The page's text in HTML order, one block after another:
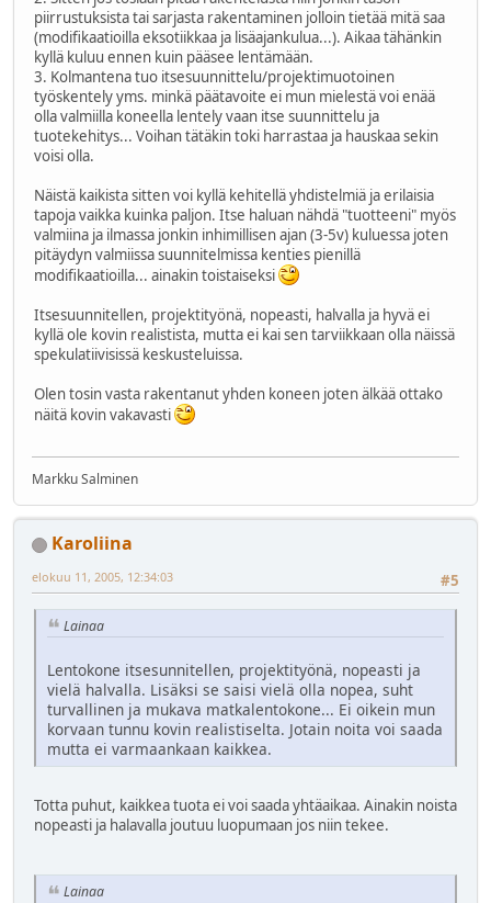
piirrustuksista tai sarjasta rakentaminen jolloin tietää mitä saa
(modifikaatioilla eksotiikkaa ja lisäajankulua...). Aikaa tähänkin
kyllä kuluu ennen kuin pääsee lentämään.
3. Kolmantena tuo itsesuunnittelu/projektimuotoinen
työskentely yms. minkä päätavoite ei mun mielestä voi enää
olla valmiilla koneella lentely vaan itse suunnittelu ja
tuotekehitys... Voihan tätäkin toki harrastaa ja hauskaa sekin
voisi olla.
Näistä kaikista sitten voi kyllä kehitellä yhdistelmiä ja erilaisia
tapoja vaikka kuinka paljon. Itse haluan nähdä "tuotteeni" myös
valmiina ja ilmassa jonkin inhimillisen ajan (3-5v) kuluessa joten
pitäydyn valmiissa suunnitelmissa kenties pienillä
modifikaatioilla... ainakin toistaiseksi
Itsesuunnitellen, projektityönä, nopeasti, halvalla ja hyvä ei
kyllä ole kovin realistista, mutta ei kai sen tarviikkaan olla näissä
spekulatiivisissä keskusteluissa.
Olen tosin vasta rakentanut yhden koneen joten älkää ottako
näitä kovin vakavasti
Markku Salminen
Karoliina
#5
elokuu 11, 2005, 12:34:03
Lainaa
Lentokone itsesunnitellen, projektityönä, nopeasti ja
vielä halvalla. Lisäksi se saisi vielä olla nopea, suht
turvallinen ja mukava matkalentokone... Ei oikein mun
korvaan tunnu kovin realistiselta. Jotain noita voi saada
mutta ei varmaankaan kaikkea.
Totta puhut, kaikkea tuota ei voi saada yhtäaikaa. Ainakin noista
nopeasti ja halavalla joutuu luopumaan jos niin tekee.
Lainaa